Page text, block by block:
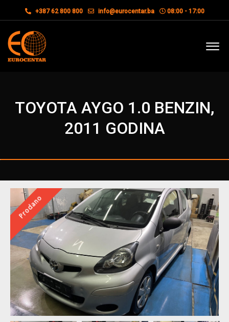
+387 62 800 800 info@eurocentar.ba 08:00 - 17:00
TOYOTA AYGO 1.0 BENZIN,
2011 GODINA
Prodano